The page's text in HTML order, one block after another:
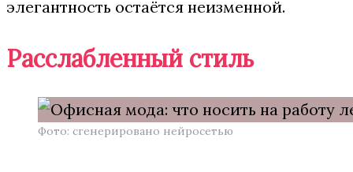
элегантность остаётся неизменной.
Расслабленный стиль
Фото: сгенерировано нейросетью